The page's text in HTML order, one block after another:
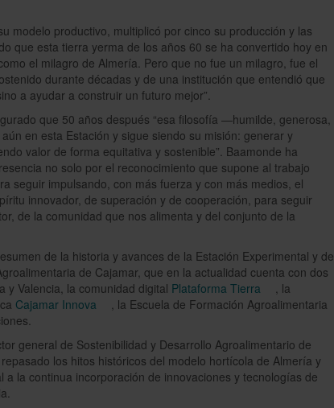
modelo productivo, multiplicó por cinco su producción y las
que esta tierra yerma de los años 60 se ha convertido hoy en
el milagro de Almería. Pero que no fue un milagro, fue el
durante décadas y de una institución que entendió que
a ayudar a construir un futuro mejor”.
que 50 años después “esa filosofía —humilde, generosa,
en esta Estación y sigue siendo su misión: generar y
valor de forma equitativa y sostenible”. Baamonde ha
no solo por el reconocimiento que supone al trabajo
seguir impulsando, con más fuerza y con más medios, el
innovador, de superación y de cooperación, para seguir
de la comunidad que nos alimenta y del conjunto de la
de la historia y avances de la Estación Experimental y de
de Cajamar, que en la actualidad cuenta con dos
y Valencia, la comunidad digital Plataforma Tierra
, la
Cajamar Innova
, la Escuela de Formación Agroalimentaria
general de Sostenibilidad y Desarrollo Agroalimentario de
los hitos históricos del modelo hortícola de Almería y
la continua incorporación de innovaciones y tecnologías de